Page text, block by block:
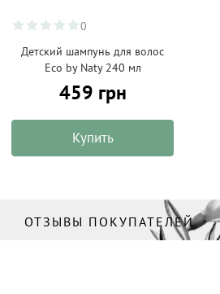
0
Детский шампунь для волос
Eco by Naty 240 мл
459 грн
Купить
ОТЗЫВЫ ПОКУПАТЕЛЕЙ